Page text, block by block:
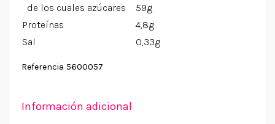
de los cuales azúcares
59g
Proteínas
4,8g
Sal
0,33g
Referencia 5600057
Información adicional